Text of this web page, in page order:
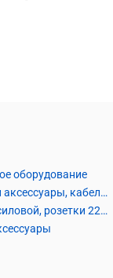
оборудование
Шнуры и аксессуары, кабельные наконечники
Кабель силовой, розетки 220В, выключатели 220В, сетевые фильтры